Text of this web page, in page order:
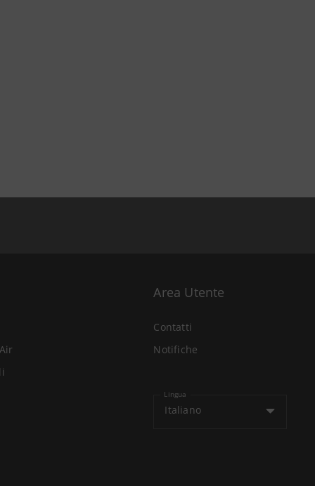
Area Utente
Contatti
Notifiche
Lingua
Italiano